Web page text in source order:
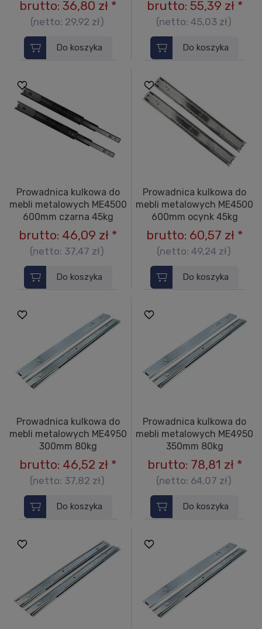
brutto: 36,80 zł *
(netto: 29,92 zł)
Do koszyka
brutto: 55,39 zł*
(netto: 45,03 zł)
Do koszyka
Prowadnica kulkowa do
mebli metalowych ME4500
600mm czarna 45kg
brutto: 46,09 zł *
(netto: 37,47 zł)
Do koszyka
Prowadnica kulkowa do
mebli metalowych ME4500
600mm ocynk 45kg
brutto: 60,57 zł *
(netto: 49,24 zł)
Do koszyka
Prowadnica kulkowa do
mebli metalowych ME4950
300mm 80kg
brutto: 46,52 zł *
(netto: 37,82 zł)
Do koszyka
Prowadnica kulkowa do
mebli metalowych ME4950
350mm 80kg
brutto: 78,81 zł*
(netto: 64,07 zł)
Do koszyka